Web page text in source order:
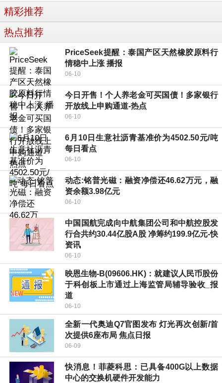
精彩推荐
热点推荐
PriceSeek提醒：泰国产区天然橡胶原料行
情稳中上涨 播报
06-10
今日开售！个人养老金可买国债！多家银行
开放线上申购通道-热点
06-10
6月10日生意社沥青基准价为4502.50元/吨
每日看点
06-10
动态:铭普光磁：融资净偿还46.62万元，融
资余额3.98亿元
06-10
中国国航完成向中航集团公司和中航控股发
行合共约30.44亿股A股 净筹约199.9亿元-快
资讯
06-10
映恩生物-B(09606.HK)：就建议人民币股份
于科创板上市通过上海监管局辅导验收_报
道
06-10
全新一代奥迪Q7官图发布 灯光再次创新/首
次提供6座布局 焦点日报
06-09
快消息！菲菱科思：已具备400G以上数据
中心的交换机硬件开发能力